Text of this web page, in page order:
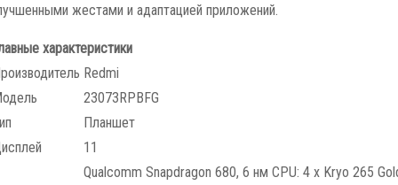
жестами и адаптацией приложений.
характеристики
Redmi
23073RPBFG
Планшет
11
Qualcomm Snapdragon 680, 6 нм CPU: 4 x Kryo 265